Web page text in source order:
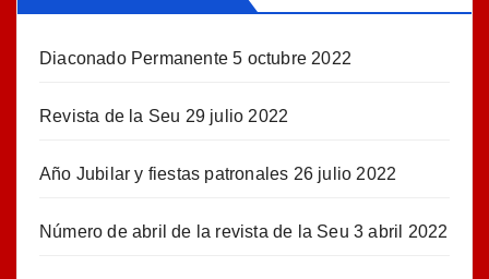
Diaconado Permanente 5 octubre 2022
Revista de la Seu 29 julio 2022
Año Jubilar y fiestas patronales 26 julio 2022
Número de abril de la revista de la Seu 3 abril 2022